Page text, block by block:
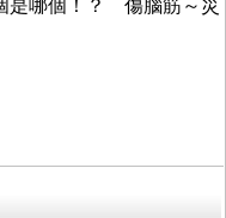
是哪個！？ 傷腦筋～災